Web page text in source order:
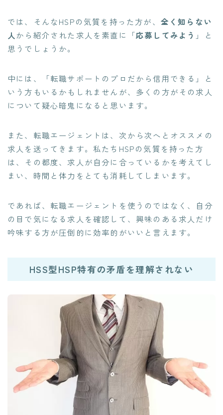
では、そんなHSPの気質を持った方が、 全く知らない
人から紹介された求人を素直に「応募してみよう 」と
思うでしょうか。
中には、「転職サポートのプロだから信用できる」と
いう方もいるかもしれませんが、多くの方がその求人
について疑心暗鬼になると思います。
また、転職エージェントは、次から次へとオススメの
求人を送ってきます。私たちHSPの気質を持った方
は、その都度、求人が自分に合っているかを考えてし
まい、 時間と体力をとても消耗してしまいます。
であれば、転職エージェントを使うのではなく、自分
の目で気になる求人を確認して、興味のある求人だけ
吟味する方が圧倒的に効率的がいいと言えます。
HSS型HSP特有の矛盾を理解されない